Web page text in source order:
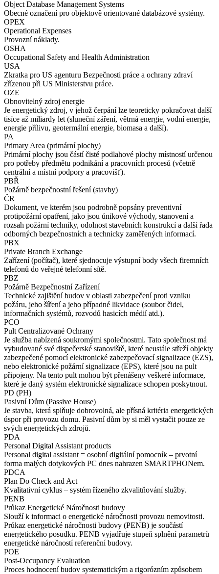
Object Database Management Systems
Obecné označení pro objektově orientované databázové systémy.
OPEX
Operational Expenses
Provozní náklady.
OSHA
Occupational Safety and Health Administration
USA
Zkratka pro US agenturu Bezpečnosti práce a ochrany zdraví
zřízenou při US Ministerstvu práce.
OZE
Obnovitelný zdroj energie
Je energetický zdroj, v jehož čerpání lze teoreticky pokračovat další
tisíce až miliardy let (sluneční záření, větrná energie, vodní energie,
energie přílivu, geotermální energie, biomasa a další).
PA
Primary Area (primární plochy)
Primární plochy jsou částí čisté podlahové plochy místností určenou
pro potřeby předmětu podnikání a pracovních procesů (včetně
centrální a místní podpory a pracovišť).
PBŘ
Požárně bezpečnostní řešení (stavby)
ČR
Dokument, ve kterém jsou podrobně popsány preventivní
protipožární opatření, jako jsou únikové východy, stanovení a
rozsah požární techniky, odolnost stavebních konstrukcí a další řada
odborných bezpečnostních a technicky zaměřených informací.
PBX
Private Branch Exchange
Zařízení (počítač), které sjednocuje výstupní body všech firemních
telefonů do veřejné telefonní sítě.
PBZ
Požárně Bezpečnostní Zařízení
Technické zajištění budov v oblasti zabezpečení proti vzniku
požáru, jeho šíření a jeho případné likvidace (soubor čidel,
informačních systémů, rozvodů hasicích médií atd.).
PCO
Pult Centralizované Ochrany
Je služba nabízená soukromými společnostmi. Tato společnost má
vybudované své dispečerské stanoviště, které neustále střeží objekty
zabezpečené pomocí elektronické zabezpečovací signalizace (EZS),
nebo elektronické požární signalizace (EPS), které jsou na pult
připojeny. Na tento pult mohou být přenášeny veškeré informace,
které je daný systém elektronické signalizace schopen poskytnout.
PD (PH)
Pasivní Dům (Passive House)
Je stavba, která splňuje dobrovolná, ale přísná kritéria energetických
úspor při provozu domu. Pasivní dům by si měl vystačit pouze ze
svých energetických zdrojů.
PDA
Personal Digital Assistant products
Personal digital assistant = osobní digitální pomocník – prvotní
forma malých dotykových PC dnes nahrazen SMARTPHONem.
PDCA
Plan Do Check and Act
Kvalitativní cyklus – systém řízeného zkvalitňování služby.
PENB
Průkaz Energetické Náročnosti budovy
Slouží k informaci o energetické náročnosti provozu nemovitosti.
Průkaz energetické náročnosti budovy (PENB) je součástí
energetického posudku. PENB vyjadřuje stupeň splnění parametrů
energetické náročností referenční budovy.
POE
Post-Occupancy Evaluation
Proces hodnocení budov systematickým a rigorózním způsobem